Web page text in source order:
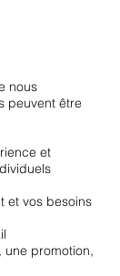
nous
peuvent être
et
et vos besoins
une promotion,